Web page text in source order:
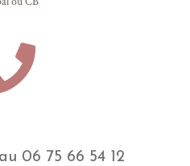
06 75 66 54 12